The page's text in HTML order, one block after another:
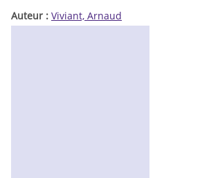
Auteur : Viviant, Arnaud